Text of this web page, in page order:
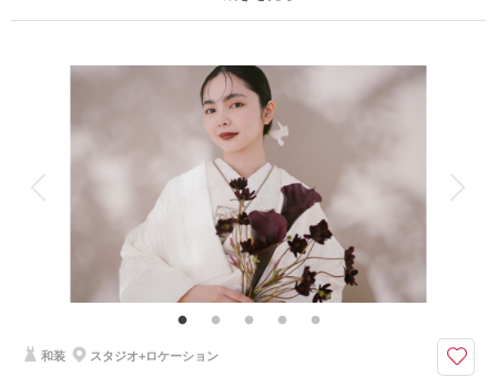
撮影料 新婦衣装2着 新郎衣装2着
ヘアメイク
データ 200 カット
会食
家族用衣装レンタル
その他含むもの
★通常293,700円が51%OFF！※2着目のヘアメイクチェンジご希望の場
合、22,000円追加 ※ブーケ（1スタイルにつき）をご希望の場合は別途5,50
0円〜 ※衣装持ち込み料（衣装1点）…新婦33,000円、新郎11,000円
2着だから広がる、魅力あふれるフォトストーリー。お得なキャンペーンで
和装 スタジオ+ロケーション